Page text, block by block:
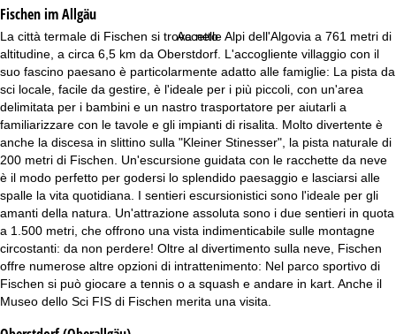
Accetto
p
a
g
e
Fischen im Allgäu
La città termale di Fischen si trova nelle Alpi dell'Algovia a 761 metri di
altitudine, a circa 6,5 km da Oberstdorf. L'accogliente villaggio con il
suo fascino paesano è particolarmente adatto alle famiglie: La pista da
sci locale, facile da gestire, è l'ideale per i più piccoli, con un'area
delimitata per i bambini e un nastro trasportatore per aiutarli a
familiarizzare con le tavole e gli impianti di risalita. Molto divertente è
anche la discesa in slittino sulla "Kleiner Stinesser", la pista naturale di
200 metri di Fischen. Un'escursione guidata con le racchette da neve
è il modo perfetto per godersi lo splendido paesaggio e lasciarsi alle
spalle la vita quotidiana. I sentieri escursionistici sono l'ideale per gli
amanti della natura. Un'attrazione assoluta sono i due sentieri in quota
a 1.500 metri, che offrono una vista indimenticabile sulle montagne
circostanti: da non perdere! Oltre al divertimento sulla neve, Fischen
offre numerose altre opzioni di intrattenimento: Nel parco sportivo di
Fischen si può giocare a tennis o a squash e andare in kart. Anche il
Museo dello Sci FIS di Fischen merita una visita.